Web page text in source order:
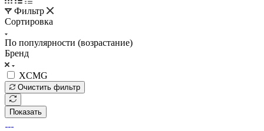
Фильтр
Сортировка
По популярности (возрастание)
Бренд
XCMG
Очистить фильтр
Показать